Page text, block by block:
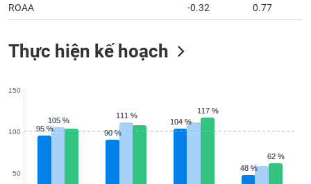
ROAA -0.32 0.77
Thực hiện kế hoạch
95 %
95 % 90 %
90 %
104 %
104 %
48 %
48 %
105 %
105 %
111 %
111 %
117 %
117 %
62 %
62 %
50
100
150